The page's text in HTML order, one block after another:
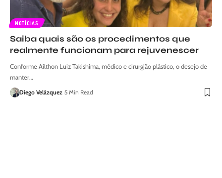
NOTÍCIAS
Saiba quais são os procedimentos que
realmente funcionam para rejuvenescer
Conforme Ailthon Luiz Takishima, médico e cirurgião plástico, o desejo de
manter…
Diego Velázquez 5 Min Read